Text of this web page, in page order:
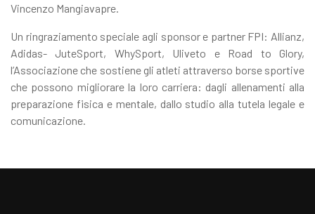
Vincenzo Mangiavapre.
Un ringraziamento speciale agli sponsor e partner FPI: Allianz,
Adidas- JuteSport, WhySport, Uliveto e Road to Glory,
l’Associazione che sostiene gli atleti attraverso borse sportive
che possono migliorare la loro carriera: dagli allenamenti alla
preparazione fisica e mentale, dallo studio alla tutela legale e
comunicazione.